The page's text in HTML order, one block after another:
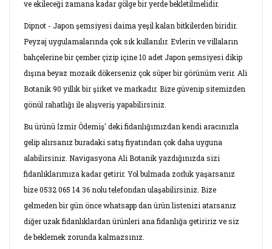
ve ekileceği zamana kadar gölge bir yerde bekletilmelidir.
Dipnot - Japon şemsiyesi daima yeşil kalan bitkilerden biridir.
Peyzaj uygulamalarında çok sık kullanılır. Evlerin ve villaların
bahçelerine bir çember çizip içine 10 adet Japon şemsiyesi dikip
dışına beyaz mozaik dökerseniz çok süper bir görünüm verir. Ali
Botanik 90 yıllık bir şirket ve markadır. Bize güvenip sitemizden
gönül rahatlığı ile alışveriş yapabilirsiniz.
Bu ürünü İzmir Ödemiş' deki fidanlığımızdan kendi aracınızla
gelip alırsanız buradaki satış fiyatından çok daha uyguna
alabilirsiniz. Navigasyona Ali Botanik yazdığınızda sizi
fidanlıklarımıza kadar getirir. Yol bulmada zorluk yaşarsanız
bize 0532 065 14 36 nolu telefondan ulaşabilirsiniz. Bize
gelmeden bir gün önce whatsapp dan ürün listenizi atarsanız
diğer uzak fidanlıklardan ürünleri ana fidanlığa getiririz ve siz
de beklemek zorunda kalmazsınız.